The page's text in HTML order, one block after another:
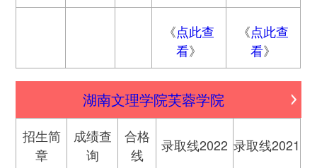
《点此查
看》
《点此查
看》
湖南文理学院芙蓉学院
招生简
章
成绩查
询
合格
线
录取线2022 录取线2021